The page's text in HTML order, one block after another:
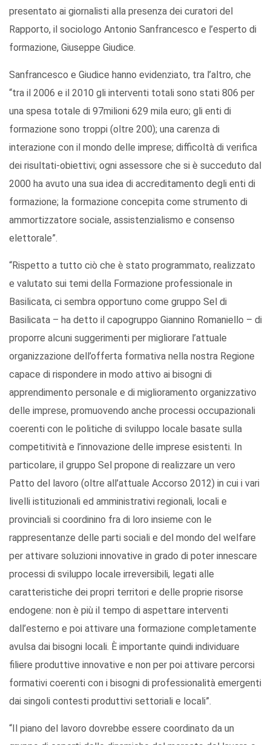
presentato ai giornalisti alla presenza dei curatori del
Rapporto, il sociologo Antonio Sanfrancesco e l’esperto di
formazione, Giuseppe Giudice.
Sanfrancesco e Giudice hanno evidenziato, tra l’altro, che
“tra il 2006 e il 2010 gli interventi totali sono stati 806 per
una spesa totale di 97milioni 629 mila euro; gli enti di
formazione sono troppi (oltre 200); una carenza di
interazione con il mondo delle imprese; difficoltà di verifica
dei risultati-obiettivi; ogni assessore che si è succeduto dal
2000 ha avuto una sua idea di accreditamento degli enti di
formazione; la formazione concepita come strumento di
ammortizzatore sociale, assistenzialismo e consenso
elettorale”.
“Rispetto a tutto ciò che è stato programmato, realizzato
e valutato sui temi della Formazione professionale in
Basilicata, ci sembra opportuno come gruppo Sel di
Basilicata – ha detto il capogruppo Giannino Romaniello – di
proporre alcuni suggerimenti per migliorare l’attuale
organizzazione dell’offerta formativa nella nostra Regione
capace di rispondere in modo attivo ai bisogni di
apprendimento personale e di miglioramento organizzativo
delle imprese, promuovendo anche processi occupazionali
coerenti con le politiche di sviluppo locale basate sulla
competitività e l’innovazione delle imprese esistenti. In
particolare, il gruppo Sel propone di realizzare un vero
Patto del lavoro (oltre all’attuale Accorso 2012) in cui i vari
livelli istituzionali ed amministrativi regionali, locali e
provinciali si coordinino fra di loro insieme con le
rappresentanze delle parti sociali e del mondo del welfare
per attivare soluzioni innovative in grado di poter innescare
processi di sviluppo locale irreversibili, legati alle
caratteristiche dei propri territori e delle proprie risorse
endogene: non è più il tempo di aspettare interventi
dall’esterno e poi attivare una formazione completamente
avulsa dai bisogni locali. È importante quindi individuare
filiere produttive innovative e non per poi attivare percorsi
formativi coerenti con i bisogni di professionalità emergenti
dai singoli contesti produttivi settoriali e locali”.
“Il piano del lavoro dovrebbe essere coordinato da un